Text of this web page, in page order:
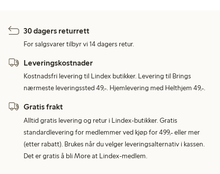
30 dagers returrett
For salgsvarer tilbyr vi 14 dagers retur.
Leveringskostnader
Kostnadsfri levering til Lindex butikker. Levering til Brings
nærmeste leveringssted 49,-. Hjemlevering med Helthjem 49,-.
Gratis frakt
Alltid gratis levering og retur i Lindex-butikker. Gratis
standardlevering for medlemmer ved kjøp for 499,- eller mer
(etter rabatt). Brukes når du velger leveringsalternativ i kassen.
Det er gratis å bli More at Lindex-medlem.